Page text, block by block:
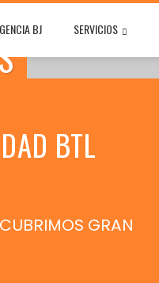
BJ SERVICIOS
BTL
GRAN